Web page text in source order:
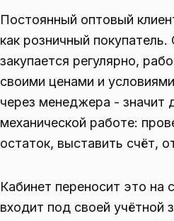
Постоянный оптовый
как розничный
закупается регулярно,
своими ценами и
через менеджера - значит
механической работе:
остаток, выставить счёт,
Кабинет переносит это на
входит под своей учётной